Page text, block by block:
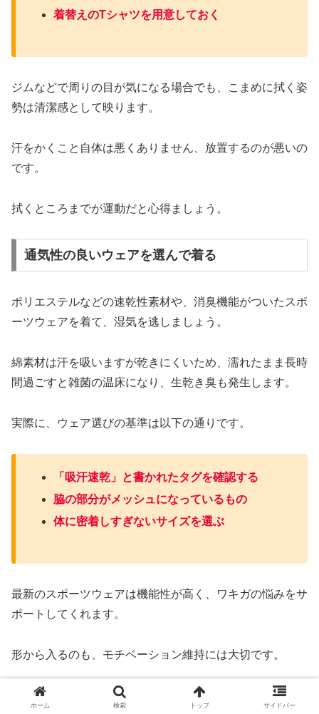
着替えのTシャツを用意しておく
ジムなどで周りの目が気になる場合でも、こまめに拭く姿
勢は清潔感として映ります。
汗をかくこと自体は悪くありません、放置するのが悪いの
です。
拭くところまでが運動だと心得ましょう。
通気性の良いウェアを選んで着る
ポリエステルなどの速乾性素材や、消臭機能がついたスポ
ーツウェアを着て、湿気を逃しましょう。
綿素材は汗を吸いますが乾きにくいため、濡れたまま長時
間過ごすと雑菌の温床になり、生乾き臭も発生します。
実際に、ウェア選びの基準は以下の通りです。
「吸汗速乾」と書かれたタグを確認する
脇の部分がメッシュになっているもの
体に密着しすぎないサイズを選ぶ
最新のスポーツウェアは機能性が高く、ワキガの悩みをサ
ポートしてくれます。
形から入るのも、モチベーション維持には大切です。
かっこよくて臭わないウェアで、気持ちよく走りましょ
ホーム 検索 トップ サイドバー